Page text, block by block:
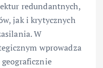
redundantnych,
jak i krytycznych
W
wprowadza